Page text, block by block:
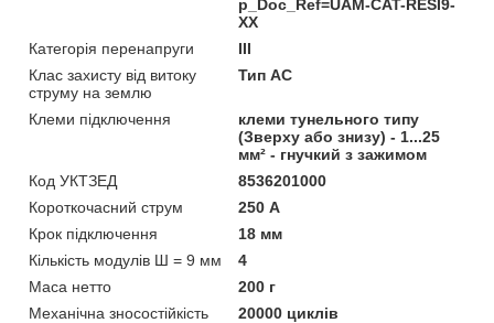
p_Doc_Ref=UAM-CAT-RESI9-
XX
Категорія перенапруги
ІІІ
Клас захисту від витоку
струму на землю
Тип АС
Клеми підключення
клеми тунельного типу
(Зверху або знизу) - 1...25
мм² - гнучкий з зажимом
Код УКТЗЕД
8536201000
Короткочасний струм
250 А
Крок підключення
18 мм
Кількість модулів Ш = 9 мм
4
Маса нетто
200 г
Механічна зносостійкість
20000 циклів